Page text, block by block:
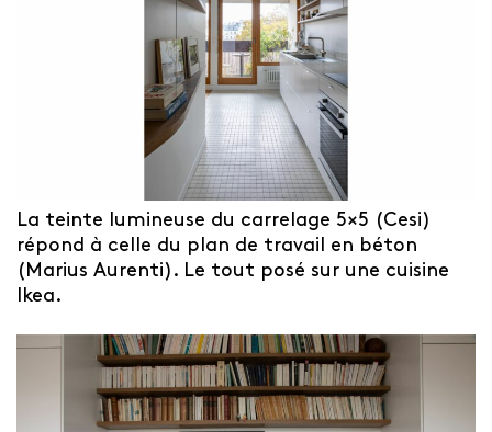
La teinte lumineuse du carrelage 5×5 (Cesi)
répond à celle du plan de travail en béton
(Marius Aurenti). Le tout posé sur une cuisine
Ikea.